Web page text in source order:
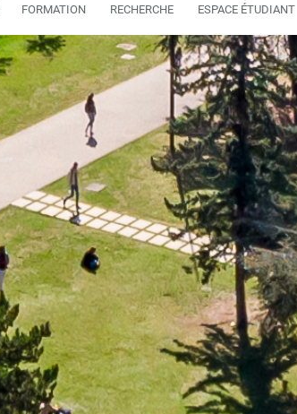
FORMATION RECHERCHE ESPACE ÉTUDIANT